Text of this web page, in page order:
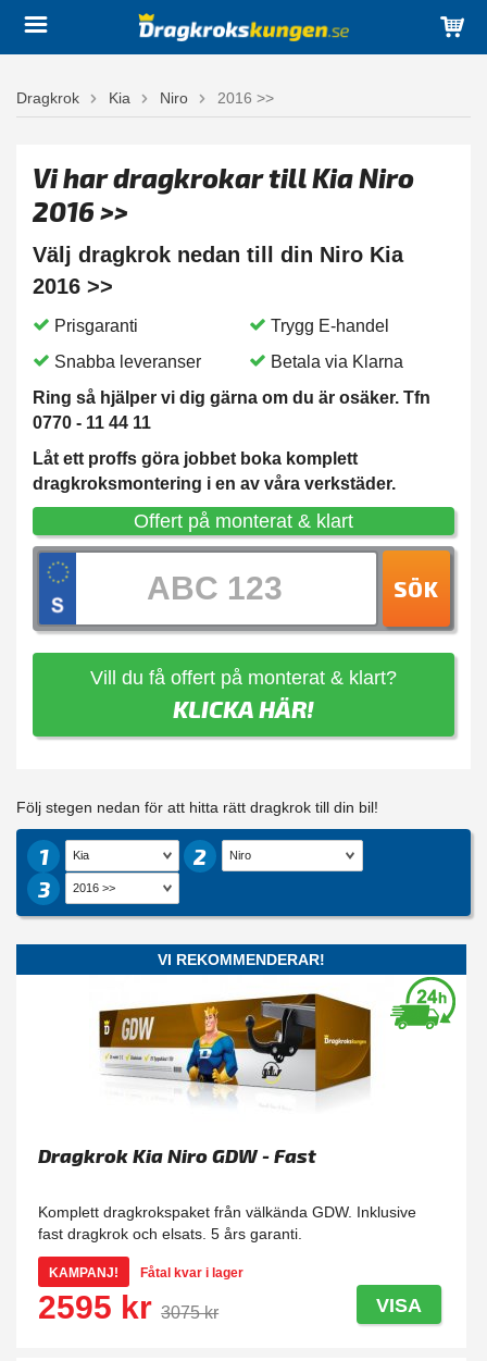
Dragkrok Kia Niro 2016 >>
Vi har dragkrokar till Kia Niro
2016 >>
Välj dragkrok nedan till din Niro Kia
2016 >>
Prisgaranti
Trygg E-handel
Snabba leveranser
Betala via Klarna
Ring så hjälper vi dig gärna om du är osäker. Tfn
0770 - 11 44 11
Låt ett proffs göra jobbet boka komplett
dragkroksmontering i en av våra verkstäder.
Offert på monterat & klart
SÖK
Vill du få offert på monterat & klart?
KLICKA HÄR!
Följ stegen nedan för att hitta rätt dragkrok till din bil!
1
2
3
VI REKOMMENDERAR!
Dragkrok Kia Niro GDW - Fast
Komplett dragkrokspaket från välkända GDW. Inklusive
fast dragkrok och elsats. 5 års garanti.
KAMPANJ! Fåtal kvar i lager
2595 kr 3075 kr VISA